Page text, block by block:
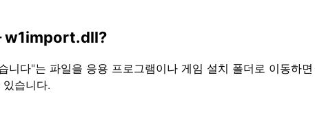
w1import.dll?
니다"는 파일을 응용 프로그램이나 게임 설치 폴더로 이동하
습니다.